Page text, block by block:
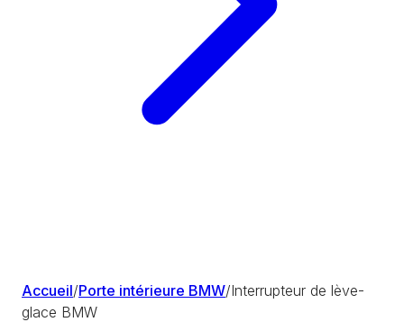
Accueil/Porte intérieure BMW/Interrupteur de lève-
glace BMW